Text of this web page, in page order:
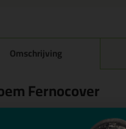
Omschrijving
Fernocover